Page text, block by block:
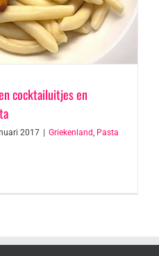
cocktailuitjes en
2017 | Griekenland Pasta